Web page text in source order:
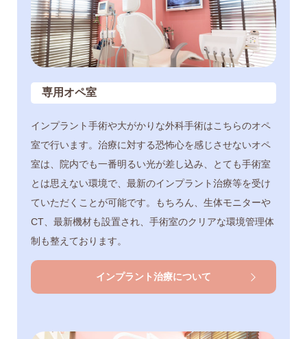
専用オペ室
インプラント手術や大がかりな外科手術はこちらのオペ
室で行います。治療に対する恐怖心を感じさせないオペ
室は、院内でも一番明るい光が差し込み、とても手術室
とは思えない環境で、最新のインプラント治療等を受け
ていただくことが可能です。もちろん、生体モニターや
CT、最新機材も設置され、手術室のクリアな環境管理体
制も整えております。
インプラント治療について